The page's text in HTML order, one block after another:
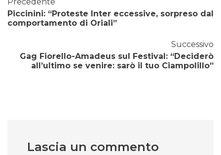
Piccinini: “Proteste Inter eccessive, sorpreso dal
comportamento di Oriali”
Successivo
Gag Fiorello-Amadeus sul Festival: “Deciderò
all’ultimo se venire: sarò il tuo Ciampolillo”
Lascia un commento